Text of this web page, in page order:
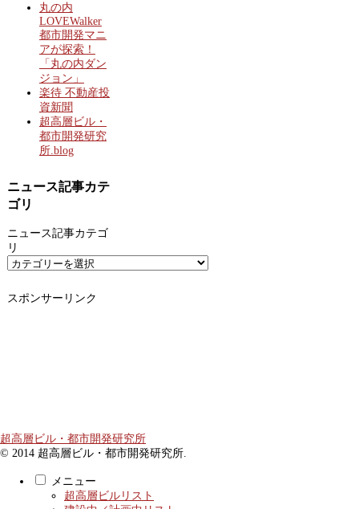
丸の内
LOVEWalker
都市開発マニ
アが探索！
「丸の内ダン
ジョン」
楽待 不動産投
資新聞
超高層ビル・
都市開発研究
所.blog
ニュース記事カテ
ゴリ
ニュース記事カテゴ
リ
スポンサーリンク
超高層ビル・都市開発研究所
© 2014 超高層ビル・都市開発研究所.
メニュー
超高層ビルリスト